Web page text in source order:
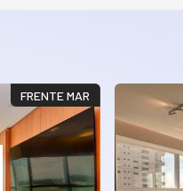
FRENTE MAR